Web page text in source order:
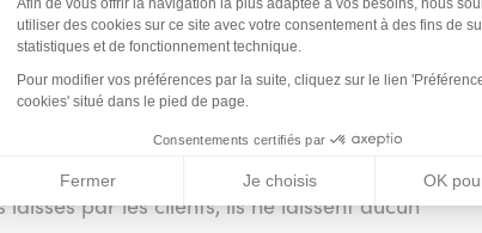
couverte
sur la place qui se trouve juste
Royal, côté Faubourg, à deux pas de la plage
par les clients, ils ne laissent aucun